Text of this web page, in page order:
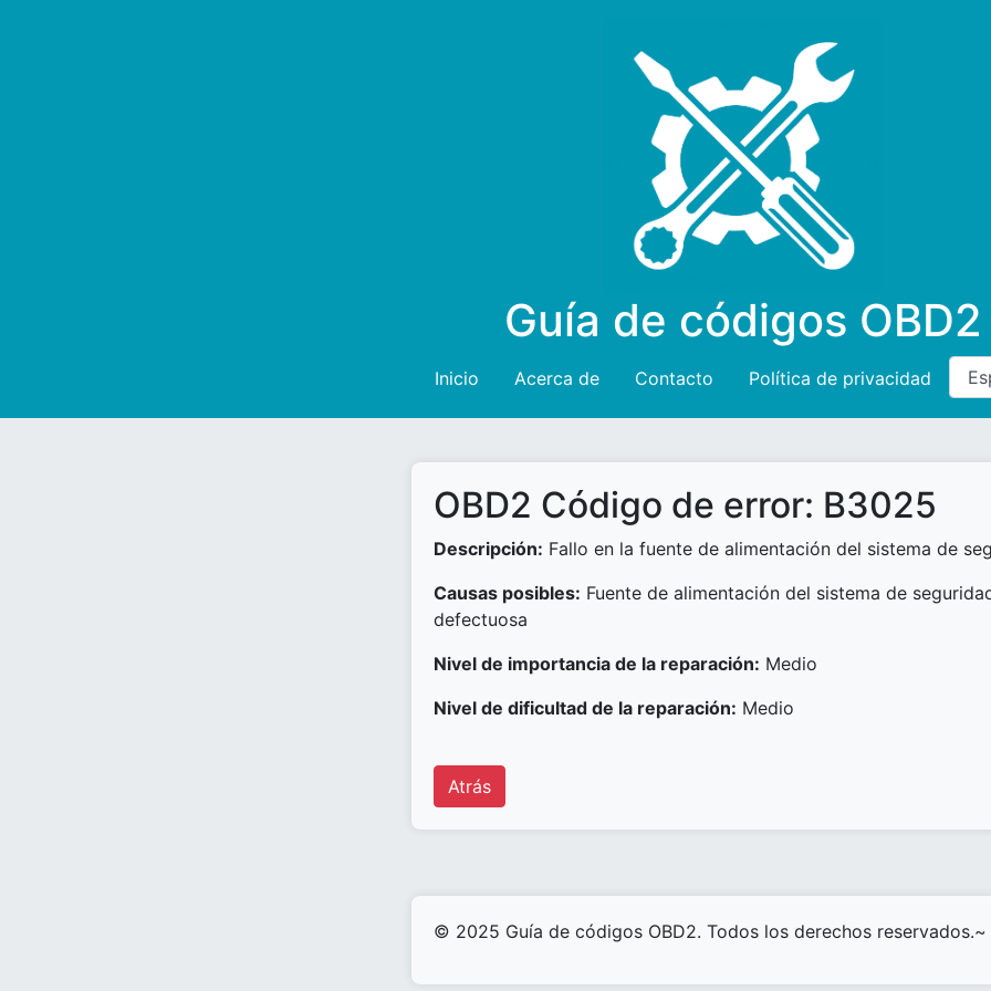
Guía de códigos OBD2
Inicio Acerca de Contacto Política de privacidad
OBD2 Código de error: B3025
Descripción: Fallo en la fuente de alimentación del sistema de
Causas posibles: Fuente de alimentación del sistema de
defectuosa
Nivel de importancia de la reparación: Medio
Nivel de dificultad de la reparación: Medio
Atrás
© 2025 Guía de códigos OBD2. Todos los derechos reservados.~